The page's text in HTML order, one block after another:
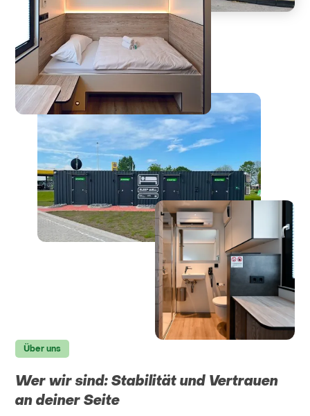
‍Über uns
Wer wir sind: Stabilität und Vertrauen
an deiner Seite